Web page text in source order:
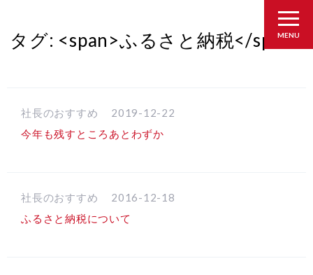
MENU
タグ: <span>ふるさと納税</span>
社長のおすすめ
2019-12-22
今年も残すところあとわずか
社長のおすすめ
2016-12-18
ふるさと納税について